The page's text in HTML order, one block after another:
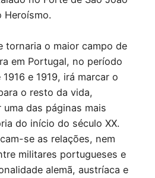
Heroísmo.
tornaria o maior campo de
em Portugal, no período
e 1919, irá marcar o
o resto da vida,
das páginas mais
do início do século XX.
se as relações, nem
militares portugueses e
alemã, austríaca e